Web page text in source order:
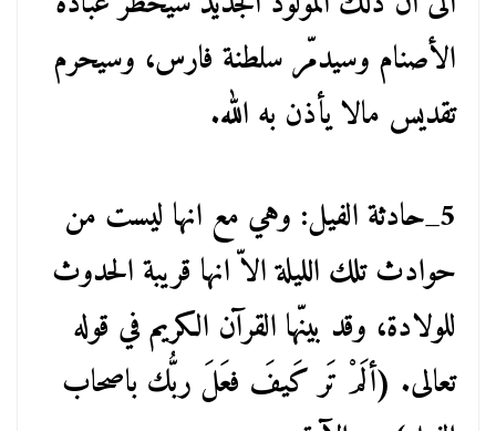
الأصنام وسيدمّر سلطنة فارس، وسيحرم
تقديس مالا يأذن به الله.
5_حادثة الفيل: وهي مع انها ليست من
حوادث تلك الليلة الاّ انها قريبة الحدوث
للولادة، وقد بينّها القرآن الكريم في قوله
تعالى. (ألَمْ تَر كَيفَ فعَلَ ربُّك باصحاب